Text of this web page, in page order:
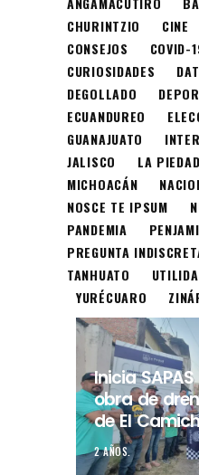
CHURINTZIO
CINE
CONSEJOS
COVID-
CURIOSIDADES
DEGOLLADO
ECUANDUREO
GUANAJUATO
JALISCO
LA PIEDAD
MICHOACÁN
NOSCE TE IPSUM
PANDEMIA
PREGUNTA
TANHUATO
YURÉCUARO
Inicia
obra de
de El
2 AÑOS.